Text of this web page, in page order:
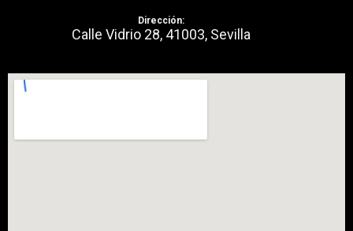
Dirección:
Calle Vidrio 28, 41003, Sevilla